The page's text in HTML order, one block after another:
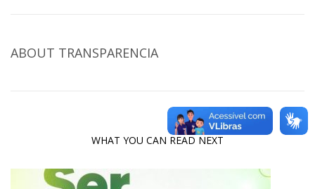
ABOUT TRANSPARENCIA
WHAT YOU CAN READ NEXT